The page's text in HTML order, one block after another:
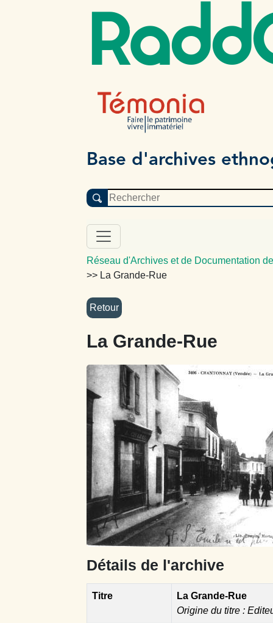
Base d'archives
Réseau d'Archives et de Documentation
>> La Grande-Rue
La Grande-Rue
Détails de l'archive
Titre
La Grande-Rue
Origine du titre :